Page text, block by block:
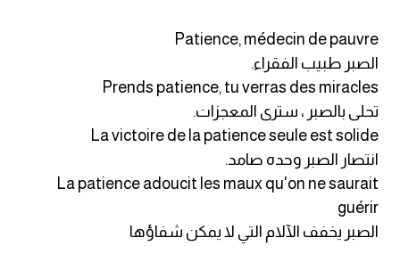
كلمات بحرف m
كلمات بحرف n
كلمات بحرف o
كلمات بحرف p
كلمات بحرف q
Patience, médecin de pauvre
الصبر طبيب الفقراء.
Prends patience, tu verras des miracles
تحلى بالصبر ، سترى المعجزات.
La victoire de la patience seule est solide
انتصار الصبر وحده صامد.
La patience adoucit les maux qu'on ne saurait
guérir
الصبر يخفف الآلام التي لا يمكن شفاؤها